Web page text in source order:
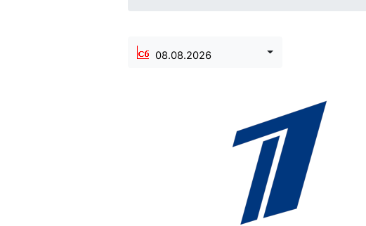
08.08.2026